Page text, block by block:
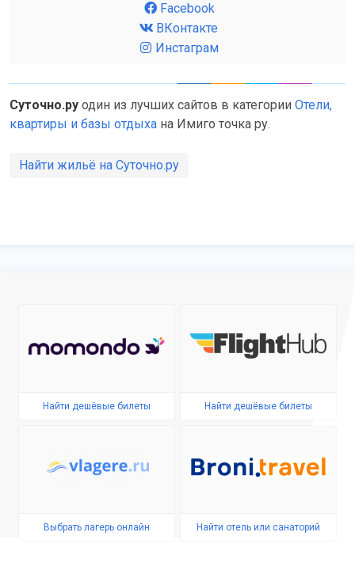
Facebook
ВКонтакте
Инстаграм
Суточно.ру один из лучших сайтов в категории Отели,
квартиры и базы отдыха на Имиго точка ру.
Найти жильё на Суточно.ру
Найти дешёвые билеты Найти дешёвые билеты
Выбрать лагерь онлайн Найти отель или санаторий